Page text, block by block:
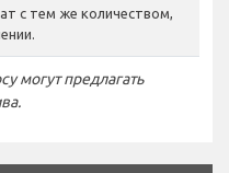
с тем же количеством,
могут предлагать